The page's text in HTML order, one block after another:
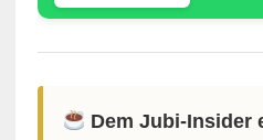
Dem Jubi-Insider